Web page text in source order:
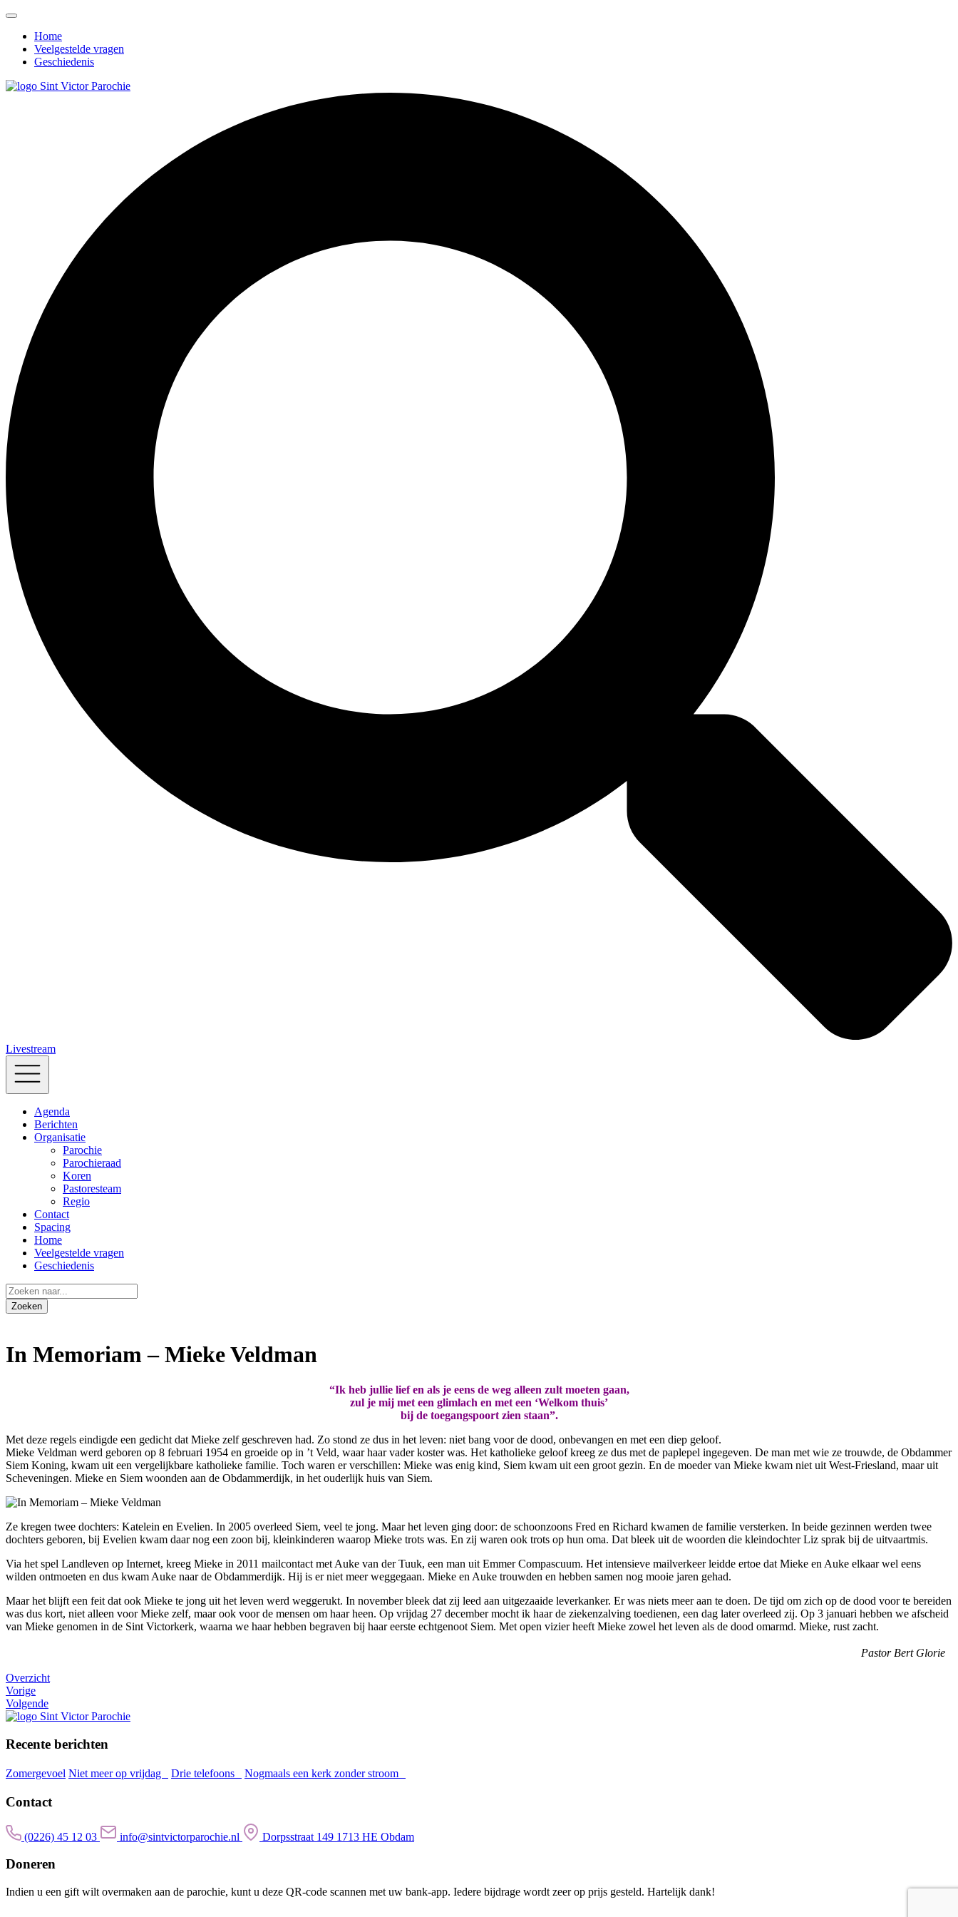
Home
Veelgestelde vragen
Geschiedenis
Livestream
Agenda
Berichten
Organisatie
Parochie
Parochieraad
Koren
Pastoresteam
Regio
Contact
Spacing
Home
Veelgestelde vragen
Geschiedenis
In Memoriam – Mieke Veldman
“Ik heb jullie lief en als je eens de weg alleen zult moeten gaan,
zul je mij met een glimlach en met een ‘Welkom thuis’
bij de toegangspoort zien staan”.
Met deze regels eindigde een gedicht dat Mieke zelf geschreven had. Zo stond ze dus in het leven: niet bang voor de dood, onbevangen en met een diep geloof.
Mieke Veldman werd geboren op 8 februari 1954 en groeide op in ’t Veld, waar haar vader koster was. Het katholieke geloof kreeg ze dus met de paplepel ingegeven. De man met wie ze trouwde, de Obdammer
Siem Koning, kwam uit een vergelijkbare katholieke familie. Toch waren er verschillen: Mieke was enig kind, Siem kwam uit een groot gezin. En de moeder van Mieke kwam niet uit West-Friesland, maar uit
Scheveningen. Mieke en Siem woonden aan de Obdammerdijk, in het ouderlijk huis van Siem.
Ze kregen twee dochters: Katelein en Evelien. In 2005 overleed Siem, veel te jong. Maar het leven ging door: de schoonzoons Fred en Richard kwamen de familie versterken. In beide gezinnen werden twee
dochters geboren, bij Evelien kwam daar nog een zoon bij, kleinkinderen waarop Mieke trots was. En zij waren ook trots op hun oma. Dat bleek uit de woorden die kleindochter Liz sprak bij de uitvaartmis.
Via het spel Landleven op Internet, kreeg Mieke in 2011 mailcontact met Auke van der Tuuk, een man uit Emmer Compascuum. Het intensieve mailverkeer leidde ertoe dat Mieke en Auke elkaar wel eens
wilden ontmoeten en dus kwam Auke naar de Obdammerdijk. Hij is er niet meer weggegaan. Mieke en Auke trouwden en hebben samen nog mooie jaren gehad.
Maar het blijft een feit dat ook Mieke te jong uit het leven werd weggerukt. In november bleek dat zij leed aan uitgezaaide leverkanker. Er was niets meer aan te doen. De tijd om zich op de dood voor te bereiden
was dus kort, niet alleen voor Mieke zelf, maar ook voor de mensen om haar heen. Op vrijdag 27 december mocht ik haar de ziekenzalving toedienen, een dag later overleed zij. Op 3 januari hebben we afscheid
van Mieke genomen in de Sint Victorkerk, waarna we haar hebben begraven bij haar eerste echtgenoot Siem. Met open vizier heeft Mieke zowel het leven als de dood omarmd. Mieke, rust zacht.
Pastor Bert Glorie
Overzicht
Vorige
Volgende
Recente berichten
Zomergevoel Niet meer op vrijdag Drie telefoons Nogmaals een kerk zonder stroom
Contact
(0226) 45 12 03 info@sintvictorparochie.nl Dorpsstraat 149 1713 HE Obdam
Doneren
Indien u een gift wilt overmaken aan de parochie, kunt u deze QR-code scannen met uw bank-app. Iedere bijdrage wordt zeer op prijs gesteld. Hartelijk dank!